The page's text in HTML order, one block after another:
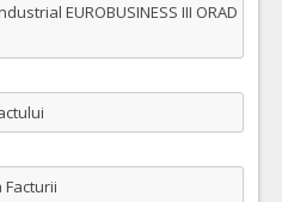
EUROBUSINESS III ORAD